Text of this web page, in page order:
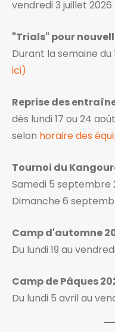
vendredi 3 juillet 2026
"Trials" pour
Durant la semaine
ici)
Reprise des
dès lundi 17 ou 24
selon horaire des
Tournoi du
Samedi 5 septembre
Dimanche 6
Camp d'automne
Du lundi 19 au
Camp de Pâques
Du lundi 5 avril au